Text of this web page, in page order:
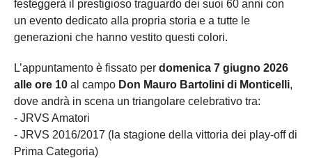
festeggerà il prestigioso traguardo dei suoi 60 anni con
un evento dedicato alla propria storia e a tutte le
generazioni che hanno vestito questi colori.
L’appuntamento è fissato per domenica 7 giugno 2026
alle ore 10 al campo Don Mauro Bartolini di Monticelli,
dove andrà in scena un triangolare celebrativo tra:
- JRVS Amatori
- JRVS 2016/2017 (la stagione della vittoria dei play-off di
Prima Categoria)